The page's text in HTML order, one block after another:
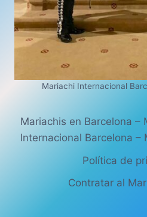
Mariachi Internacional
Mariachis en Barcelona –
Internacional Barcelona –
Política de
Contratar al